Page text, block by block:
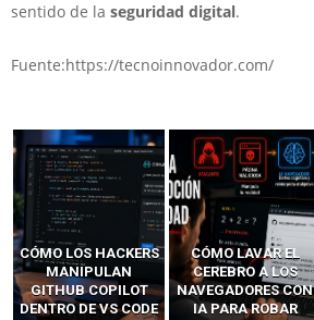
sentido de la seguridad digital.
Fuente:https://tecnoinnovador.com/
CÓMO LOS HACKERS
MANIPULAN
GITHUB COPILOT
DENTRO DE VS CODE
CÓMO LAVAR EL
CEREBRO A LOS
NAVEGADORES CON
IA PARA ROBAR